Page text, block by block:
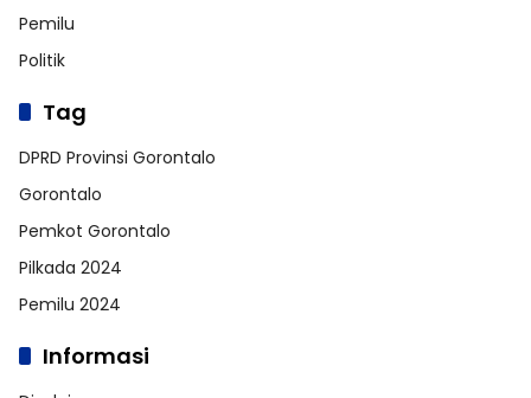
Pemilu
Politik
Tag
DPRD Provinsi Gorontalo
Gorontalo
Pemkot Gorontalo
Pilkada 2024
Pemilu 2024
Informasi